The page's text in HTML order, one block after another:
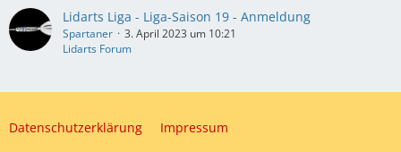
Lidarts Liga - Liga-Saison 19 - Anmeldung
Spartaner
3. April 2023 um 10:21
Lidarts Forum
Datenschutzerklärung Impressum